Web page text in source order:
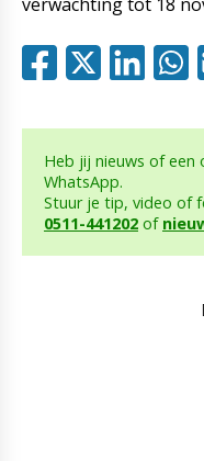
Heb jij nieuws of een
WhatsApp.
Stuur je tip, video of
0511-441202 of